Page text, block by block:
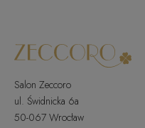
Salon Zeccoro
ul. Świdnicka 6a
50-067 Wrocław